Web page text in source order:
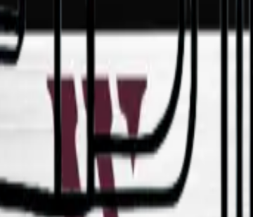
Pevino. Förvara upp till 62 flaskor i två